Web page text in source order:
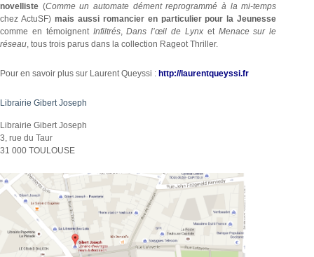
novelliste (Comme un automate dément reprogrammé à la mi-temps
chez ActuSF) mais aussi romancier en particulier pour la Jeunesse
comme en témoignentInfiltrés,Dans l’œil de Lynxet Menace sur le
réseau , tous trois parus dans la collection Rageot Thriller.
Pour en savoir plus sur Laurent Queyssi : http://laurentqueyssi.fr
Librairie Gibert Joseph
Librairie Gibert Joseph
3, rue du Taur
31 000 TOULOUSE